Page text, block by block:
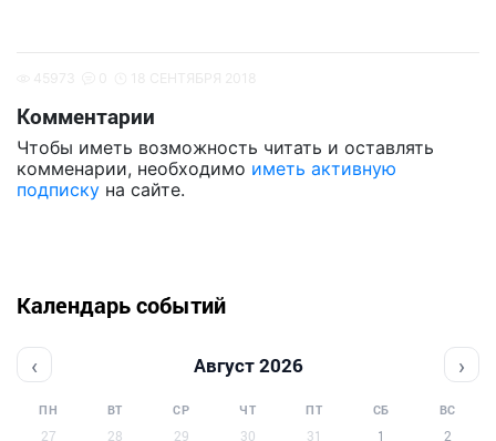
Комментарии
Чтобы иметь возможность читать и оставлять
комменарии, необходимо иметь активную
подписку на сайте.
Календарь событий
‹ Август 2026 ›
ПН ВТ СР ЧТ ПТ СБ ВС
27 28 29 30 31 1 2